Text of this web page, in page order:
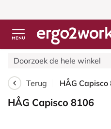
Terug
HÅG Capisco 8106